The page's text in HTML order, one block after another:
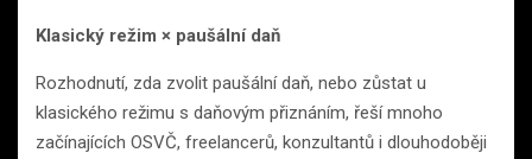
Klasický režim × paušální daň
Rozhodnutí, zda zvolit paušální daň, nebo zůstat u
klasického režimu s daňovým přiznáním, řeší mnoho
začínajících OSVČ, freelancerů, konzultantů i dlouhodoběji